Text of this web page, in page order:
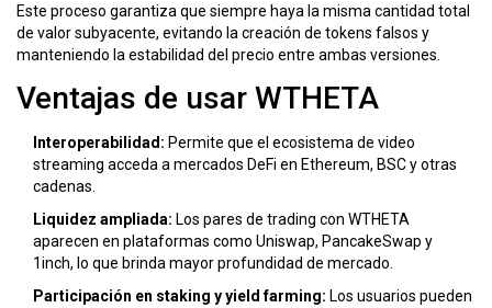
Este proceso garantiza que siempre haya la misma cantidad total
de valor subyacente, evitando la creación de tokens falsos y
manteniendo la estabilidad del precio entre ambas versiones.
Ventajas de usar WTHETA
Interoperabilidad: Permite que el ecosistema de video
streaming acceda a mercados DeFi en Ethereum, BSC y otras
cadenas.
Liquidez ampliada: Los pares de trading con WTHETA
aparecen en plataformas como Uniswap, PancakeSwap y
1inch, lo que brinda mayor profundidad de mercado.
Participación en staking y yield farming: Los usuarios pueden